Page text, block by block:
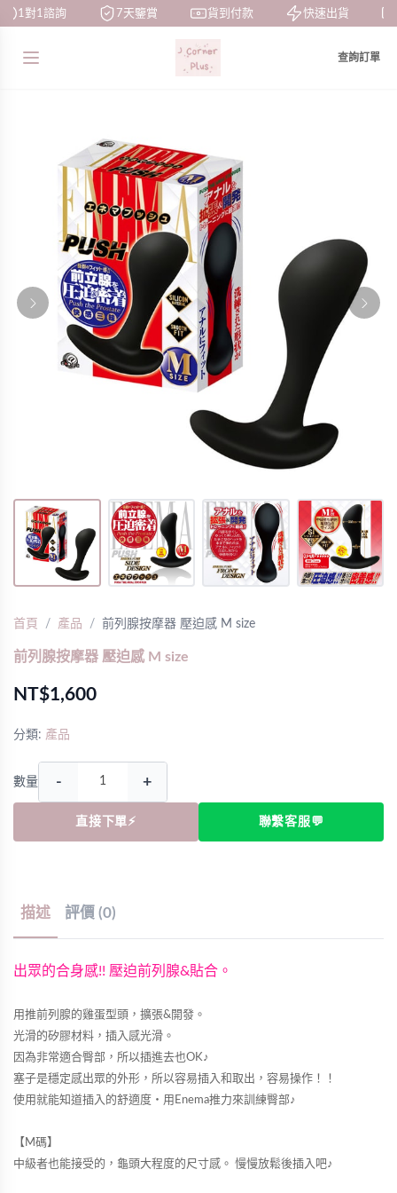
1對1諮詢 7天鑒賞 貨到付款 快速出貨
查詢訂單
首頁 產品 前列腺按摩器 壓迫感 M size
前列腺按摩器 壓迫感 M size
NT$1,600
分類: 產品
數量 - +
直接下單⚡ 聯繫客服💬
描述 評價 (0)
出眾的合身感!! 壓迫前列腺&貼合。
用推前列腺的雞蛋型頭，擴張&開發。
光滑的矽膠材料，插入感光滑。
因為非常適合臀部，所以插進去也OK♪
塞子是穩定感出眾的外形，所以容易插入和取出，容易操作！！
使用就能知道插入的舒適度・用Enema推力來訓練臀部♪
【M碼】
中級者也能接受的，龜頭大程度的尺寸感。 慢慢放鬆後插入吧♪